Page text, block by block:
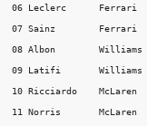
06 Leclerc      Ferrari
07 Sainz        Ferrari
08 Albon
09 Latifi       Williams
10 Ricciardo
11 Norris